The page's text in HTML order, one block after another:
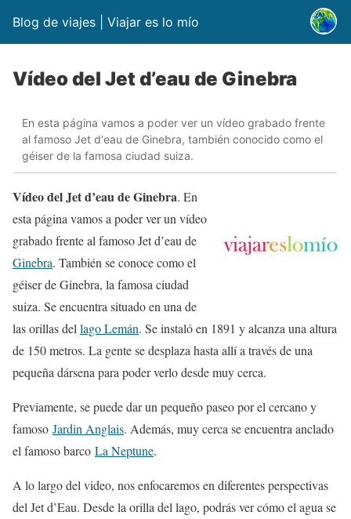
Blog de viajes | Viajar es lo mío
Vídeo del Jet d’eau de Ginebra
En esta página vamos a poder ver un vídeo grabado frente
al famoso Jet d'eau de Ginebra, también conocido como el
géiser de la famosa ciudad suiza.
Vídeo del Jet d’eau de Ginebra. En
esta página vamos a poder ver un vídeo
grabado frente al famoso Jet d’eau de
Ginebra. También se conoce como el
géiser de Ginebra, la famosa ciudad
suiza. Se encuentra situado en una de
las orillas del lago Lemán. Se instaló en 1891 y alcanza una altura
de 150 metros. La gente se desplaza hasta allí a través de una
pequeña dársena para poder verlo desde muy cerca.
Previamente, se puede dar un pequeño paseo por el cercano y
famoso Jardin Anglais. Además, muy cerca se encuentra anclado
el famoso barco La Neptune.
A lo largo del video, nos enfocaremos en diferentes perspectivas
del Jet d’Eau. Desde la orilla del lago, podrás ver cómo el agua se